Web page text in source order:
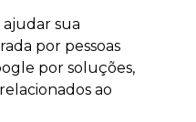
ajudar sua
por pessoas
por soluções,
ao